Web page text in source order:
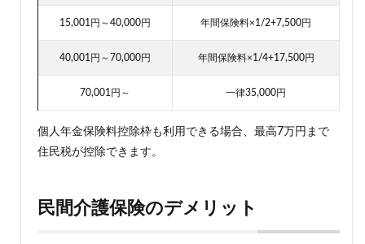
15,001円～40,000円 年間保険料×1/2+7,500円
40,001円～70,000円 年間保険料×1/4+17,500円
70,001円～ 一律35,000円
個人年金保険料控除枠も利用できる場合、最高7万円まで
住民税が控除できます。
民間介護保険のデメリット